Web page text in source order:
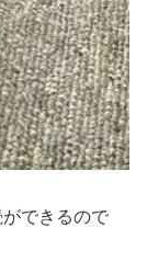
できるので